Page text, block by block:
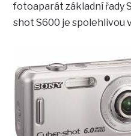
fotoaparát základní řady
shot S600 je spolehlivou